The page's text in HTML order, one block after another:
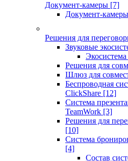
Документ-камеры [7]
Документ-
Решения для
Звуковые
Экосистема
Решения для
Шлюз для
Беспроводная
ClickShare [12]
Система
TeamWork [3]
Решения для
[10]
Система
[4]
Состав